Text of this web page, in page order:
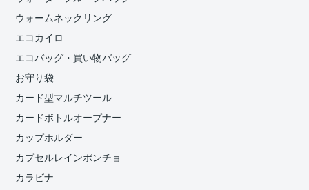
ウォームネックリング
エコカイロ
エコバッグ・買い物バッグ
お守り袋
カード型マルチツール
カードボトルオープナー
カップホルダー
カプセルレインポンチョ
カラビナ